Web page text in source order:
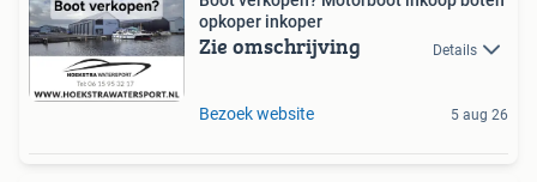
opkoper inkoper
Zie omschrijving Details
Bezoek website 5 aug 26